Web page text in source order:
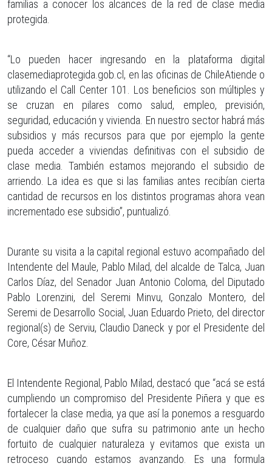
familias a conocer los alcances de la red de clase media
protegida.
“Lo pueden hacer ingresando en la plataforma digital
clasemediaprotegida.gob.cl, en las oficinas de ChileAtiende o
utilizando el Call Center 101. Los beneficios son múltiples y
se cruzan en pilares como salud, empleo, previsión,
seguridad, educación y vivienda. En nuestro sector habrá más
subsidios y más recursos para que por ejemplo la gente
pueda acceder a viviendas definitivas con el subsidio de
clase media. También estamos mejorando el subsidio de
arriendo. La idea es que si las familias antes recibían cierta
cantidad de recursos en los distintos programas ahora vean
incrementado ese subsidio”, puntualizó.
Durante su visita a la capital regional estuvo acompañado del
Intendente del Maule, Pablo Milad, del alcalde de Talca, Juan
Carlos Díaz, del Senador Juan Antonio Coloma, del Diputado
Pablo Lorenzini, del Seremi Minvu, Gonzalo Montero, del
Seremi de Desarrollo Social, Juan Eduardo Prieto, del director
regional(s) de Serviu, Claudio Daneck y por el Presidente del
Core, César Muñoz.
El Intendente Regional, Pablo Milad, destacó que “acá se está
cumpliendo un compromiso del Presidente Piñera y que es
fortalecer la clase media, ya que así la ponemos a resguardo
de cualquier daño que sufra su patrimonio ante un hecho
fortuito de cualquier naturaleza y evitamos que exista un
retroceso cuando estamos avanzando. Es una formula